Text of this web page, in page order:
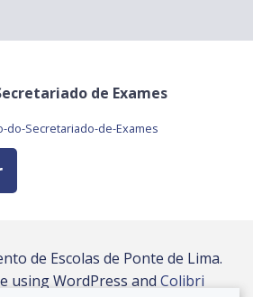
de Exames
do-Secretariado-de-Exames
de Escolas de Ponte de Lima.
using WordPress andColibri